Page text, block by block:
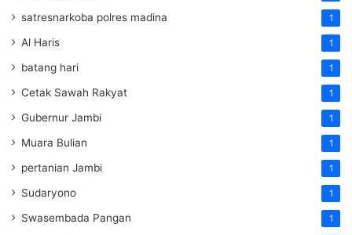
satresnarkoba polres madina 1
Al Haris 1
batang hari 1
Cetak Sawah Rakyat 1
Gubernur Jambi 1
Muara Bulian 1
pertanian Jambi 1
Sudaryono 1
Swasembada Pangan 1